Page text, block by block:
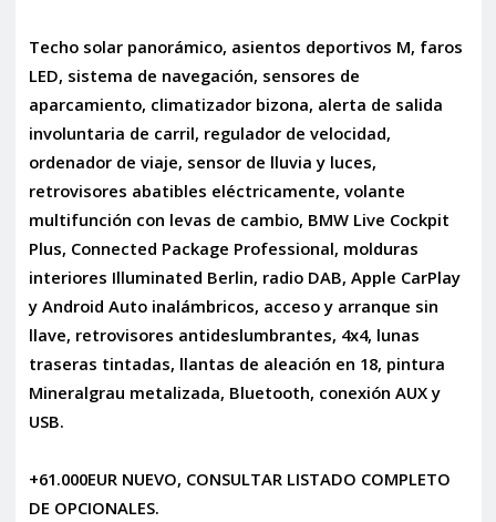
Techo solar panorámico, asientos deportivos M, faros
LED, sistema de navegación, sensores de
aparcamiento, climatizador bizona, alerta de salida
involuntaria de carril, regulador de velocidad,
ordenador de viaje, sensor de lluvia y luces,
retrovisores abatibles eléctricamente, volante
multifunción con levas de cambio, BMW Live Cockpit
Plus, Connected Package Professional, molduras
interiores Illuminated Berlin, radio DAB, Apple CarPlay
y Android Auto inalámbricos, acceso y arranque sin
llave, retrovisores antideslumbrantes, 4x4, lunas
traseras tintadas, llantas de aleación en 18, pintura
Mineralgrau metalizada, Bluetooth, conexión AUX y
USB.
+61.000EUR NUEVO, CONSULTAR LISTADO COMPLETO
DE OPCIONALES.